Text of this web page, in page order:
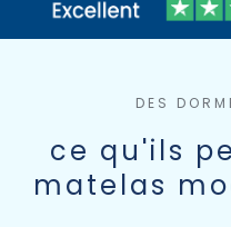
DES
ce qu'ils
matelas